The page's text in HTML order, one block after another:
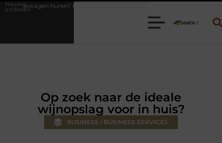
Nieuwe
artikelen
Kies de juiste aanhanger voor jouw klus
Op zoek naar de ideale
wijnopslag voor in huis?
BUSINESS / BUSINESS SERVICES